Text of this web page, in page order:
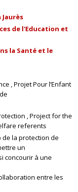
de l'Education et
la Santé et le
Projet Pour l’Enfant
Project for the
referents
de la protection de
un
concourir à une
entre les